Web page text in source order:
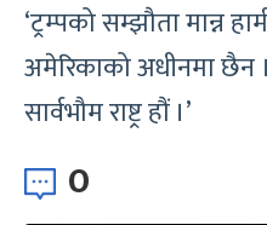
‘ट्रम्पको सम्झौता मान्न
अमेरिकाको अधीनमा छैन
सार्वभौम राष्ट्र हौं ।’
0